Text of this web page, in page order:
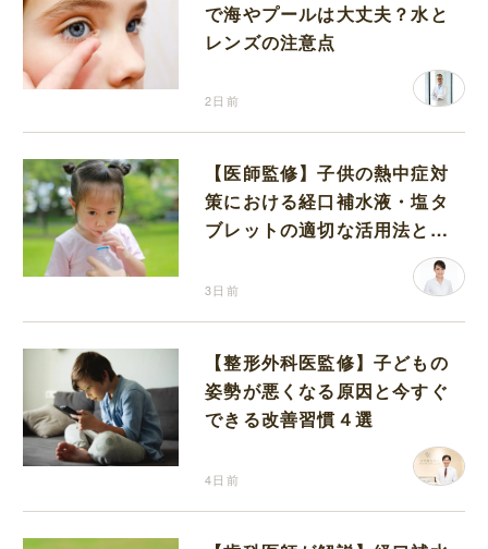
で海やプールは大丈夫？水と
レンズの注意点
2日前
【医師監修】子供の熱中症対
策における経口補水液・塩タ
ブレットの適切な活用法と水
3日前
【整形外科医監修】子どもの
姿勢が悪くなる原因と今すぐ
できる改善習慣４選
4日前